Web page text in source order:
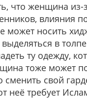
что женщина из-
влияния
может носить
в
ту одежду,
тоже может
сменить свой
неё требует